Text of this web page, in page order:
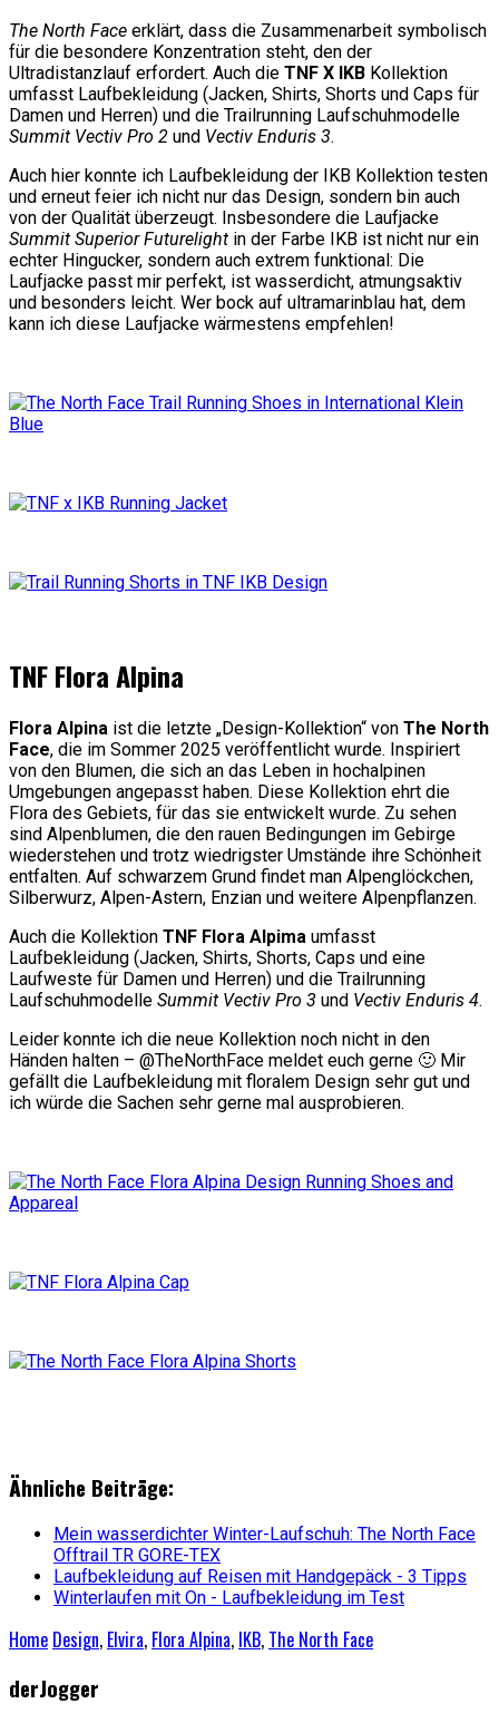
The North Face erklärt, dass die Zusammenarbeit symbolisch
für die besondere Konzentration steht, den der
Ultradistanzlauf erfordert. Auch die TNF X IKB Kollektion
umfasst Laufbekleidung (Jacken, Shirts, Shorts und Caps für
Damen und Herren) und die Trailrunning Laufschuhmodelle
Summit Vectiv Pro 2 und Vectiv Enduris 3.
Auch hier konnte ich Laufbekleidung der IKB Kollektion testen
und erneut feier ich nicht nur das Design, sondern bin auch
von der Qualität überzeugt. Insbesondere die Laufjacke
Summit Superior Futurelight in der Farbe IKB ist nicht nur ein
echter Hingucker, sondern auch extrem funktional: Die
Laufjacke passt mir perfekt, ist wasserdicht, atmungsaktiv
und besonders leicht. Wer bock auf ultramarinblau hat, dem
kann ich diese Laufjacke wärmestens empfehlen!
TNF Flora Alpina
Flora Alpina ist die letzte „Design-Kollektion“ von The North
Face, die im Sommer 2025 veröffentlicht wurde. Inspiriert
von den Blumen, die sich an das Leben in hochalpinen
Umgebungen angepasst haben. Diese Kollektion ehrt die
Flora des Gebiets, für das sie entwickelt wurde. Zu sehen
sind Alpenblumen, die den rauen Bedingungen im Gebirge
wiederstehen und trotz wiedrigster Umstände ihre Schönheit
entfalten. Auf schwarzem Grund findet man Alpenglöckchen,
Silberwurz, Alpen-Astern, Enzian und weitere Alpenpflanzen.
Auch die Kollektion TNF Flora Alpima umfasst
Laufbekleidung (Jacken, Shirts, Shorts, Caps und eine
Laufweste für Damen und Herren) und die Trailrunning
Laufschuhmodelle Summit Vectiv Pro 3 und Vectiv Enduris 4.
Leider konnte ich die neue Kollektion noch nicht in den
Händen halten – @TheNorthFace meldet euch gerne 🙂 Mir
gefällt die Laufbekleidung mit floralem Design sehr gut und
ich würde die Sachen sehr gerne mal ausprobieren.
Ähnliche Beiträge:
Mein wasserdichter Winter-Laufschuh: The North Face
Offtrail TR GORE-TEX
Laufbekleidung auf Reisen mit Handgepäck - 3 Tipps
Winterlaufen mit On - Laufbekleidung im Test
Home Design, Elvira, Flora Alpina, IKB, The North Face
derJogger